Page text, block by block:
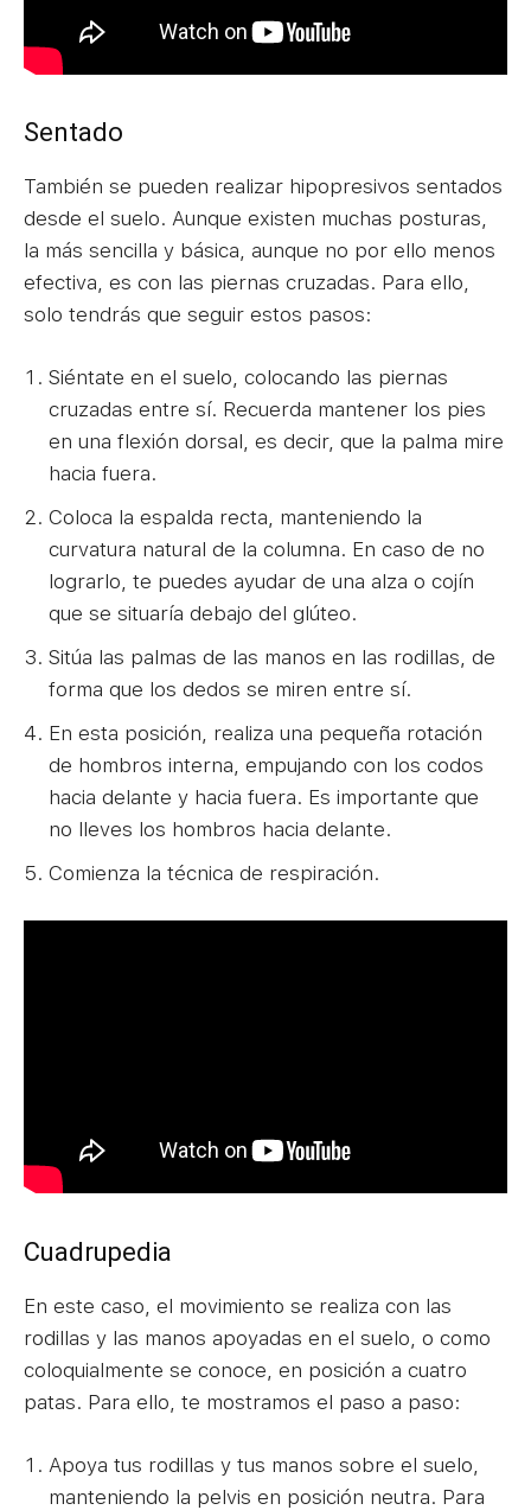
Sentado
También se pueden realizar hipopresivos sentados
desde el suelo. Aunque existen muchas posturas,
la más sencilla y básica, aunque no por ello menos
efectiva, es con las piernas cruzadas. Para ello,
solo tendrás que seguir estos pasos:
Siéntate en el suelo, colocando las piernas
cruzadas entre sí. Recuerda mantener los pies
en una flexión dorsal, es decir, que la palma mire
hacia fuera.
Coloca la espalda recta, manteniendo la
curvatura natural de la columna. En caso de no
lograrlo, te puedes ayudar de una alza o cojín
que se situaría debajo del glúteo.
Sitúa las palmas de las manos en las rodillas, de
forma que los dedos se miren entre sí.
En esta posición, realiza una pequeña rotación
de hombros interna, empujando con los codos
hacia delante y hacia fuera. Es importante que
no lleves los hombros hacia delante.
Comienza la técnica de respiración.
Cuadrupedia
En este caso, el movimiento se realiza con las
rodillas y las manos apoyadas en el suelo, o como
coloquialmente se conoce, en posición a cuatro
patas. Para ello, te mostramos el paso a paso:
Apoya tus rodillas y tus manos sobre el suelo,
manteniendo la pelvis en posición neutra. Para